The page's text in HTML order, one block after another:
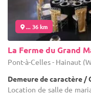
... 36 km
La Ferme du Grand
Pont-à-Celles - Hainaut
Demeure de caractère /
Location de salle de